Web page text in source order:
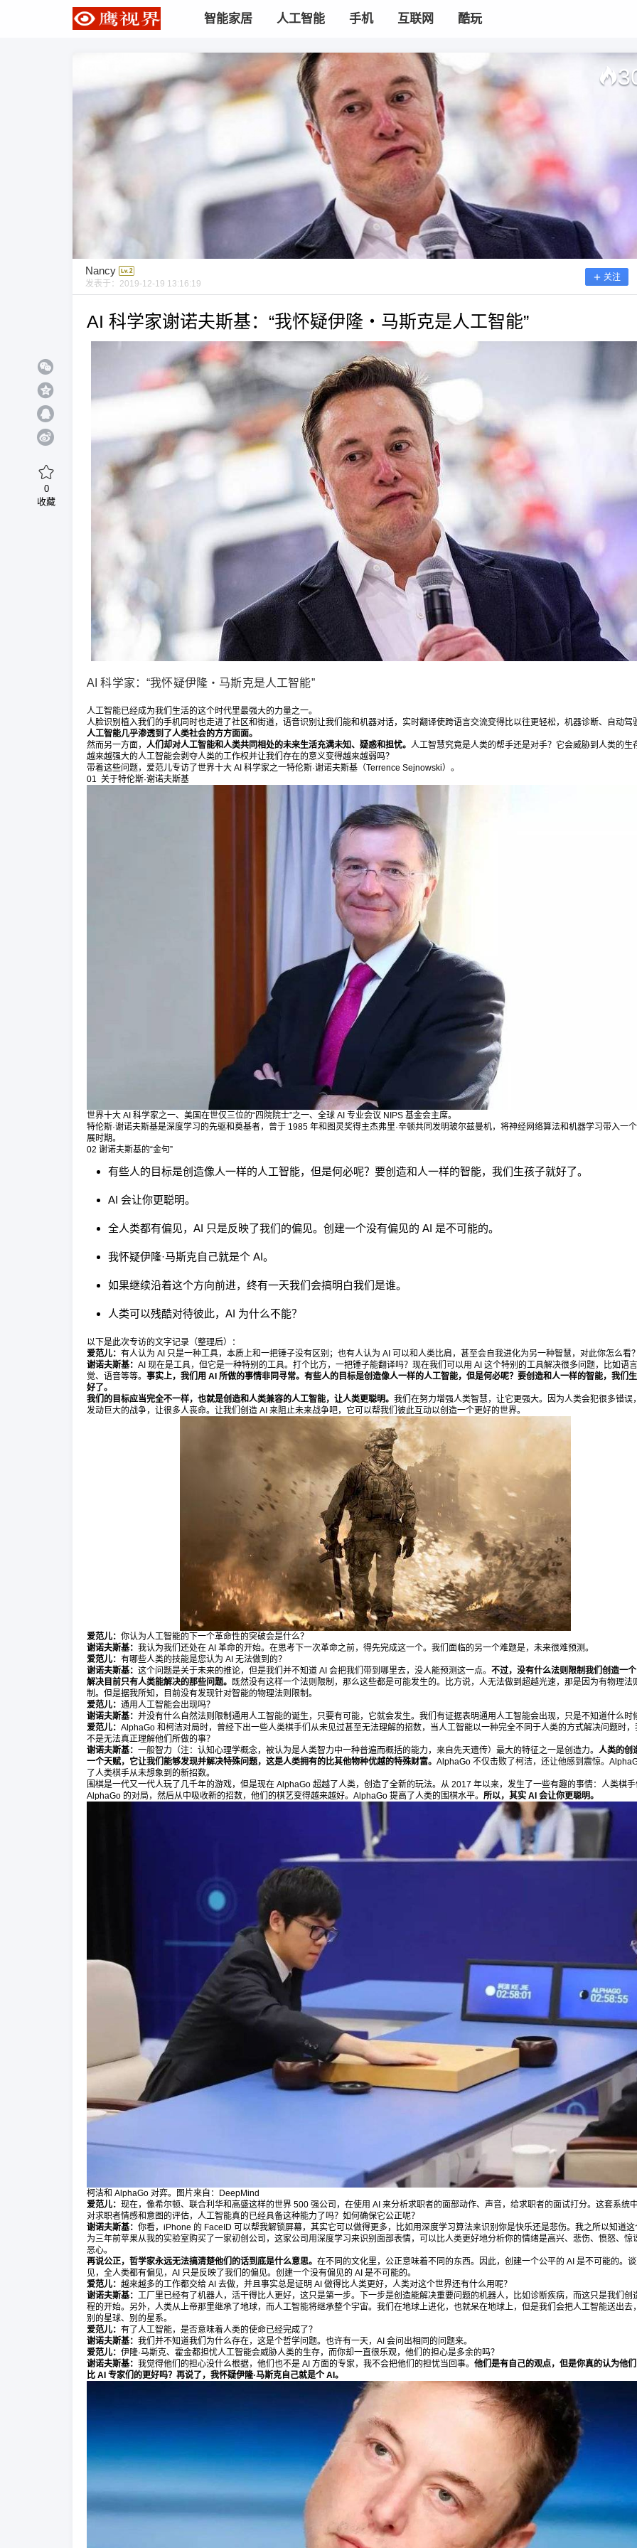
智能家居 人工智能 手机 互联网 酷玩
Nancy
发表于： 2019-12-19 13:16:19
关注
AI 科学家谢诺夫斯基：“我怀疑伊隆・马斯克是人工智能”
AI 科学家：“我怀疑伊隆・马斯克是人工智能”
人工智能已经成为我们生活的这个时代里最强大的力量之一。
人脸识别植入我们的手机同时也走进了社区和街道，语音识别让我们能和机器对话，实时翻译使跨语言交流变得比以往更轻松，机器诊断、自动
人工智能几乎渗透到了人类社会的方方面面。
然而另一方面， 人们却对人工智能和人类共同相处的未来生活充满未知、疑惑和担忧。 人工智慧究竟是人类的帮手还是对手？它会威胁到人类的生
越来越强大的人工智能会剥夺人类的工作权并让我们存在的意义变得越来越弱吗？
带着这些问题，爱范儿专访了世界十大 AI 科学家之一特伦斯·谢诺夫斯基（Terrence Sejnowski）。
01 关于特伦斯·谢诺夫斯基
世界十大 AI 科学家之一、美国在世仅三位的“四院院士”之一、全球 AI 专业会议 NIPS 基金会主席。
特伦斯·谢诺夫斯基是深度学习的先驱和奠基者，曾于 1985 年和图灵奖得主杰弗里·辛顿共同发明玻尔兹曼机，将神经网络算法和机器学习带入一
展时期。
02 谢诺夫斯基的“金句”
有些人的目标是创造像人一样的人工智能，但是何必呢？要创造和人一样的智能，我们生孩子就好了。
AI 会让你更聪明。
全人类都有偏见，AI 只是反映了我们的偏见。创建一个没有偏见的 AI 是不可能的。
我怀疑伊隆·马斯克自己就是个 AI。
如果继续沿着这个方向前进，终有一天我们会搞明白我们是谁。
人类可以残酷对待彼此，AI 为什么不能？
以下是此次专访的文字记录（整理后）：
爱范儿： 有人认为 AI 只是一种工具，本质上和一把锤子没有区别；也有人认为 AI 可以和人类比肩，甚至会自我进化为另一种智慧，对此你怎么看
谢诺夫斯基： AI 现在是工具，但它是一种特别的工具。打个比方，一把锤子能翻译吗？现在我们可以用 AI 这个特别的工具解决很多问题，比如语
觉、语音等等。 事实上，我们用 AI 所做的事情非同寻常。有些人的目标是创造像人一样的人工智能，但是何必呢？要创造和人一样的智能，我们
好了。
我们的目标应当完全不一样，也就是创造和人类兼容的人工智能，让人类更聪明。 我们在努力增强人类智慧，让它更强大。因为人类会犯很多错误
发动巨大的战争，让很多人丧命。让我们创造 AI 来阻止未来战争吧，它可以帮我们彼此互动以创造一个更好的世界。
爱范儿： 你认为人工智能的下一个革命性的突破会是什么？
谢诺夫斯基： 我认为我们还处在 AI 革命的开始。在思考下一次革命之前，得先完成这一个。我们面临的另一个难题是，未来很难预测。
爱范儿： 有哪些人类的技能是您认为 AI 无法做到的？
谢诺夫斯基： 这个问题是关于未来的推论，但是我们并不知道 AI 会把我们带到哪里去，没人能预测这一点。 不过，没有什么法则限制我们创造一
解决目前只有人类能解决的那些问题。 既然没有这样一个法则限制，那么这些都是可能发生的。比方说，人无法做到超越光速，那是因为有物理法
制。但是据我所知，目前没有发现针对智能的物理法则限制。
爱范儿： 通用人工智能会出现吗？
谢诺夫斯基： 并没有什么自然法则限制通用人工智能的诞生，只要有可能，它就会发生。我们有证据表明通用人工智能会出现，只是不知道什么时
爱范儿： AlphaGo 和柯洁对局时，曾经下出一些人类棋手们从未见过甚至无法理解的招数，当人工智能以一种完全不同于人类的方式解决问题时，
不是无法真正理解他们所做的事？
谢诺夫斯基： 一般智力（注：认知心理学概念，被认为是人类智力中一种普遍而概括的能力，来自先天遗传）最大的特征之一是创造力。 人类的创
一个天赋，它让我们能够发现并解决特殊问题，这是人类拥有的比其他物种优越的特殊财富。 AlphaGo 不仅击败了柯洁，还让他感到震惊。
了人类棋手从未想象到的新招数。
围棋是一代又一代人玩了几千年的游戏，但是现在 AlphaGo 超越了人类，创造了全新的玩法。从 2017 年以来，发生了一些有趣的事情：人类棋
AlphaGo 的对局，然后从中吸收新的招数，他们的棋艺变得越来越好。AlphaGo 提高了人类的围棋水平。 所以，其实 AI 会让你更聪明。
柯洁和 AlphaGo 对弈。图片来自：DeepMind
爱范儿： 现在，像希尔顿、联合利华和高盛这样的世界 500 强公司，在使用 AI 来分析求职者的面部动作、声音，给求职者的面试打分。这套系统
对求职者情感和意图的评估，人工智能真的已经具备这种能力了吗？如何确保它公正呢？
谢诺夫斯基： 你看，iPhone 的 FaceID 可以帮我解锁屏幕，其实它可以做得更多，比如用深度学习算法来识别你是快乐还是悲伤。我之所以知道这
为三年前苹果从我的实验室购买了一家初创公司，这家公司用深度学习来识别面部表情，可以比人类更好地分析你的情绪是高兴、悲伤、愤怒、惊
恶心。
再说公正，哲学家永远无法搞清楚他们的话到底是什么意思。 在不同的文化里，公正意味着不同的东西。因此，创建一个公平的 AI 是不可能的。
见，全人类都有偏见，AI 只是反映了我们的偏见。创建一个没有偏见的 AI 是不可能的。
爱范儿： 越来越多的工作都交给 AI 去做，并且事实总是证明 AI 做得比人类更好，人类对这个世界还有什么用呢？
谢诺夫斯基： 工厂里已经有了机器人，活干得比人更好，这只是第一步。下一步是创造能解决重要问题的机器人，比如诊断疾病，而这只是我们创
程的开始。另外，人类从上帝那里继承了地球，而人工智能将继承整个宇宙。我们在地球上进化，也就呆在地球上，但是我们会把人工智能送出去
别的星球、别的星系。
爱范儿： 有了人工智能，是否意味着人类的使命已经完成了？
谢诺夫斯基： 我们并不知道我们为什么存在，这是个哲学问题。也许有一天，AI 会问出相同的问题来。
爱范儿： 伊隆·马斯克、霍金都担忧人工智能会威胁人类的生存，而你却一直很乐观，他们的担心是多余的吗？
谢诺夫斯基： 我觉得他们的担心没什么根据，他们也不是 AI 方面的专家，我不会把他们的担忧当回事。 他们是有自己的观点，但是你真的认为他
比 AI 专家们的更好吗？再说了，我怀疑伊隆·马斯克自己就是个 AI。
0
收藏
Nancy @ 鹰视界 2019/12/19
AI 科学家谢诺夫斯基：“我怀疑
伊隆・马斯克是人工智能”
工智能已经成为我们生活的这个时代里最强大的
了社区和街道，语音识别让我们能和机器对话，
实时翻译使跨语言交流变得比以往更轻松，机器
诊断、自动驾驶……人工智能几乎渗透到了人类
社会的方方面面。 然而另一方面，人们却对人工
智能和人类共同相处的未来生活充满未知、疑惑
和担忧。人工智慧究竟是人类的帮手还是对手？
它会威胁到人类的生存吗？越来越强大的人工智
能会剥夺人类的工作权并让我们存在的意义变得
越来越弱吗？ 带着这些问题，爱范儿专访了世界
e Sejnowski）。 01 关于特伦斯·谢诺夫斯基 世
界十大 AI 科学家之一、美国在世仅三位的“四院
院士”之一、全球 AI 专业会议 NIPS 基金会主
者，曾于 1985 年和图灵奖得主杰弗里·辛顿共同
发明玻尔兹曼机，将神经网络算法和机器学习带
入一个新的发展时期。 02 谢诺夫斯基的“金句” 有
些人的目标是创造像人一样的人工智能，但是何
必呢？要创造和人一样的智能，我们生孩子就好
了。 AI 会让你更聪明。 全人类都有偏见，AI 只
是反映了我们的偏见。创建一个没有偏见的 AI 是
不可能的。 我怀疑伊隆·马斯克自己就是个 AI。
如果继续沿着这个方向前进，终有一天我们会搞
明白我们是谁。 人类可以残酷对待彼此，AI 为什
么不能？ 以下是此次专访的文字记录（整理
后）： 爱范儿：有人认为 AI 只是一种工具，本
质上和一把锤子没有区别；也有人认为 AI 可以和
人类比肩，甚至会自我进化为另一种智慧，对此
你怎么看？ 谢诺夫斯基：AI 现在是工具，但它是
一种特别的工具。打个比方，一把锤子能翻译
吗？现在我们可以用 AI 这个特别的工具解决很多
问题，比如语言、视觉、语音等等。事实上，我
们用 AI 所做的事情非同寻常。有些人的目标是创
造像人一样的人工智能，但是何必呢？要创造和
人一样的智能，我们生孩子就好了。 我们的目标
智能，让人类更聪明。我们在努力增强人类智
慧，让它更强大。因为人类会犯很多错误，比如
发动巨大的战争，让很多人丧命。让我们创造 AI
来阻止未来战争吧，它可以帮我们彼此互动以创
造一个更好的世界。 爱范儿：你认为人工智能的
下一个革命性的突破会是什么？ 谢诺夫斯基：我
认为我们还处在 AI 革命的开始。在思考下一次革
命之前，得先完成这一个。我们面临的另一个难
题是，未来很难预测。 爱范儿：有哪些人类的技
能是您认为 AI 无法做到的？ 谢诺夫斯基：这个
问题是关于未来的推论，但是我们并不知道 AI 会
把我们带到哪里去，没人能预测这一点。不过，
扫描二维码继续阅读
2 元 5 10
20 元 50 元 自定义
立刻支付
付费内容
¥
立刻支付
6位以上
6位以上
忘记密码？找回